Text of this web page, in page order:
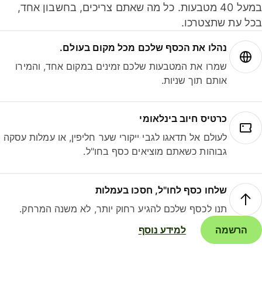
במעל 40 מטבעות. כל מה שאתם צריכים, בחשבון אחד,
עת שתצטרכו.
נהלו את הכסף שלכם מכל מקום בעולם.
שמרו את המטבעות שלכם זמינים במקום אחד, והמירו
אותם תוך שניות.
כרטיס חיוב בינלאומי
לעולם אל תדאגו לגבי ייקורי שער חליפין, או עמלות עסקה
גבוהות כשאתם מוציאים כסף בחו"ל.
שלחו כסף לחו"ל, חסכו בעמלות
תנו לכסף שלכם להגיע רחוק יותר, לא משנה המרחק.
הרשמה
למידע נוסף